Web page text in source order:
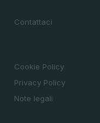
Contattaci
Cookie Policy
Privacy Policy
Note legali